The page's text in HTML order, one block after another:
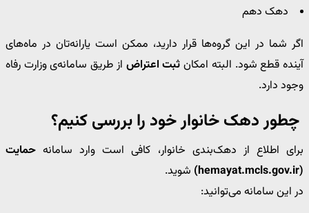
دهک دهم
اگر شما در این گروه‌ها قرار دارید، ممکن است یارانه‌تان در ماه‌های
آینده قطع شود. البته امکان ثبت اعتراض از طریق سامانه‌ی وزارت رفاه
وجود دارد.
چطور دهک خانوار خود را بررسی کنیم؟
برای اطلاع از دهک‌بندی خانوار، کافی است وارد سامانه حمایت
(hemayat.mcls.gov.ir)
شوید.
در این سامانه می‌توانید: